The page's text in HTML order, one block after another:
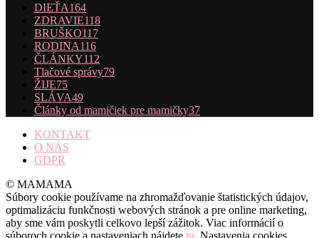
DIEŤA164
ZDRAVIE118
BRUŠKO117
RODINA116
ČLÁNKY112
Tlačové správy79
ŽIJE75
SLÁVA49
Články od mamičiek pre mamičky37
KONTAKT
O NÁS
GDPR
© MAMAMA
Súbory cookie používame na zhromažďovanie štatistických údajov,
optimalizáciu funkčnosti webových stránok a pre online marketing,
aby sme vám poskytli celkovo lepší zážitok. Viac informácií o
súboroch cookie a nastaveniach nájdete tu. Nastavenia cookies